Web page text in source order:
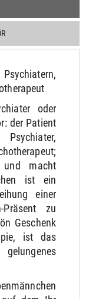
oder
der Patient
und macht
ist ein
einer
zu
Geschenk
ist das